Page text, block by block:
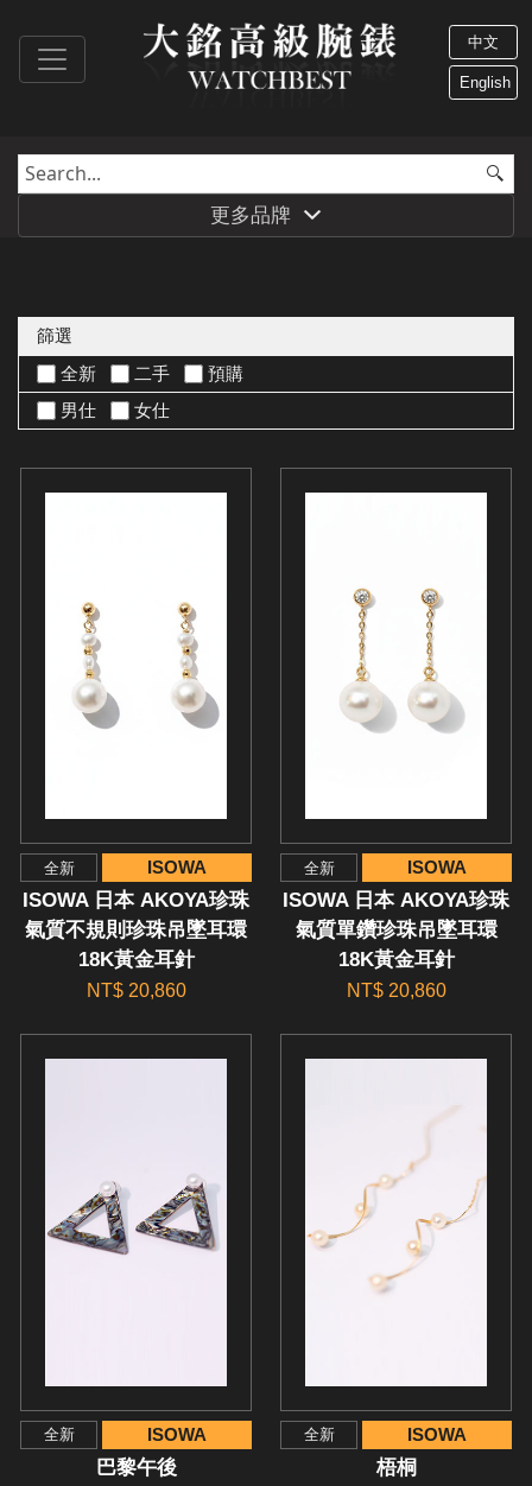
中文
English
更多品牌
篩選
全新
二手
預購
男仕
女仕
全新 ISOWA
ISOWA 日本 AKOYA珍珠
氣質不規則珍珠吊墜耳環
18K黃金耳針
NT$ 20,860
全新 ISOWA
ISOWA 日本 AKOYA珍珠
氣質單鑽珍珠吊墜耳環
18K黃金耳針
NT$ 20,860
全新 ISOWA
巴黎午後
全新 ISOWA
梧桐